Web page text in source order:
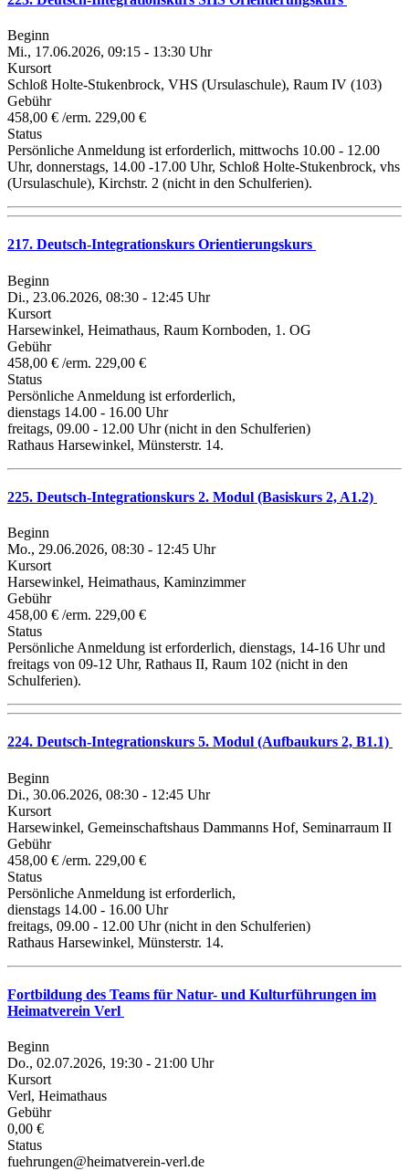
Beginn
Mi., 17.06.2026, 09:15 - 13:30 Uhr
Kursort
Schloß Holte-Stukenbrock, VHS (Ursulaschule), Raum IV (103)
Gebühr
458,00 € /erm. 229,00 €
Status
Persönliche Anmeldung ist erforderlich, mittwochs 10.00 - 12.00
Uhr, donnerstags, 14.00 -17.00 Uhr, Schloß Holte-Stukenbrock, vhs
(Ursulaschule), Kirchstr. 2 (nicht in den Schulferien).
217. Deutsch-Integrationskurs Orientierungskurs
Beginn
Di., 23.06.2026, 08:30 - 12:45 Uhr
Kursort
Harsewinkel, Heimathaus, Raum Kornboden, 1. OG
Gebühr
458,00 € /erm. 229,00 €
Status
Persönliche Anmeldung ist erforderlich,
dienstags 14.00 - 16.00 Uhr
freitags, 09.00 - 12.00 Uhr (nicht in den Schulferien)
Rathaus Harsewinkel, Münsterstr. 14.
225. Deutsch-Integrationskurs 2. Modul (Basiskurs 2, A1.2)
Beginn
Mo., 29.06.2026, 08:30 - 12:45 Uhr
Kursort
Harsewinkel, Heimathaus, Kaminzimmer
Gebühr
458,00 € /erm. 229,00 €
Status
Persönliche Anmeldung ist erforderlich, dienstags, 14-16 Uhr und
freitags von 09-12 Uhr, Rathaus II, Raum 102 (nicht in den
Schulferien).
224. Deutsch-Integrationskurs 5. Modul (Aufbaukurs 2, B1.1)
Beginn
Di., 30.06.2026, 08:30 - 12:45 Uhr
Kursort
Harsewinkel, Gemeinschaftshaus Dammanns Hof, Seminarraum II
Gebühr
458,00 € /erm. 229,00 €
Status
Persönliche Anmeldung ist erforderlich,
dienstags 14.00 - 16.00 Uhr
freitags, 09.00 - 12.00 Uhr (nicht in den Schulferien)
Rathaus Harsewinkel, Münsterstr. 14.
Fortbildung des Teams für Natur- und Kulturführungen im
Heimatverein Verl
Beginn
Do., 02.07.2026, 19:30 - 21:00 Uhr
Kursort
Verl, Heimathaus
Gebühr
0,00 €
Status
fuehrungen@heimatverein-verl.de